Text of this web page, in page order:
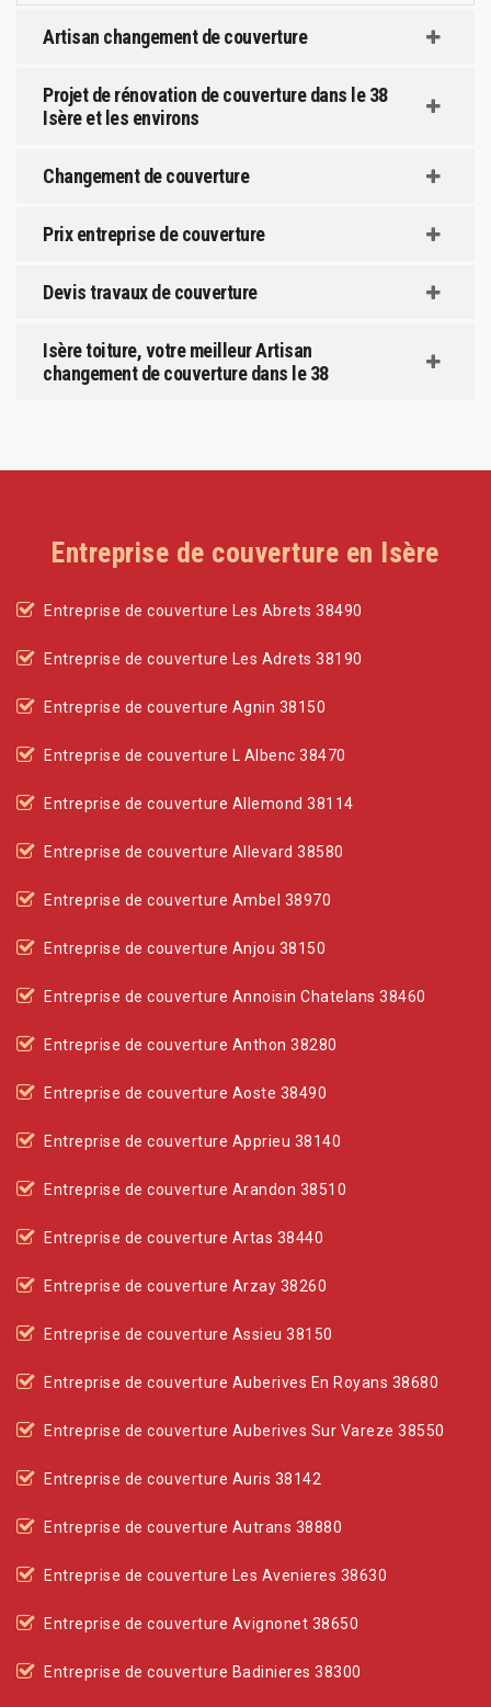
Artisan changement de couverture
Projet de rénovation de couverture dans le 38
Isère et les environs
Changement de couverture
Prix entreprise de couverture
Devis travaux de couverture
Isère toiture, votre meilleur Artisan
changement de couverture dans le 38
Entreprise de couverture en Isère
Entreprise de couverture Les Abrets 38490
Entreprise de couverture Les Adrets 38190
Entreprise de couverture Agnin 38150
Entreprise de couverture L Albenc 38470
Entreprise de couverture Allemond 38114
Entreprise de couverture Allevard 38580
Entreprise de couverture Ambel 38970
Entreprise de couverture Anjou 38150
Entreprise de couverture Annoisin Chatelans 38460
Entreprise de couverture Anthon 38280
Entreprise de couverture Aoste 38490
Entreprise de couverture Apprieu 38140
Entreprise de couverture Arandon 38510
Entreprise de couverture Artas 38440
Entreprise de couverture Arzay 38260
Entreprise de couverture Assieu 38150
Entreprise de couverture Auberives En Royans 38680
Entreprise de couverture Auberives Sur Vareze 38550
Entreprise de couverture Auris 38142
Entreprise de couverture Autrans 38880
Entreprise de couverture Les Avenieres 38630
Entreprise de couverture Avignonet 38650
Entreprise de couverture Badinieres 38300